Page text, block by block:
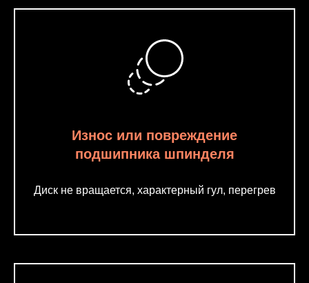
Износ или повреждение
подшипника шпинделя
Диск не вращается, характерный гул, перегрев